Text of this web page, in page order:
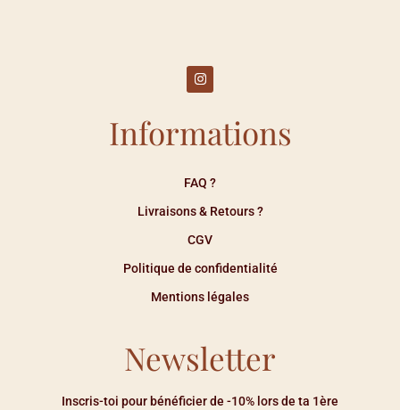
Informations
FAQ ?
Livraisons & Retours ?
CGV
Politique de confidentialité
Mentions légales
Newsletter
Inscris-toi pour bénéficier de -10% lors de ta 1ère